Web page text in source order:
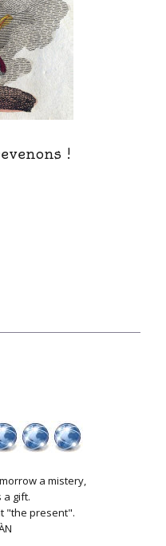
!
a mistery,
a gift.
"the present".